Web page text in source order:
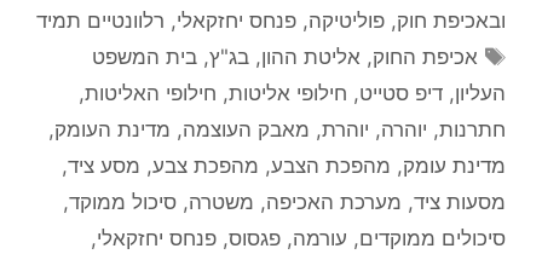
ובאכיפת חוק, פוליטיקה, פנחס יחזקאלי, רלוונטיים תמיד
תגיות
אכיפת החוק, אליטת ההון,בג"ץ,בית המשפט
העליון, דיפ סטייט, חילופי אליטות, חילופי האליטות,
חתרנות, יוהרה, יוהרת, מאבק העוצמה, מדינת העומק,
מדינת עומק, מהפכת הצבע, מהפכת צבע, מסע ציד,
מסעות ציד, מערכת האכיפה, משטרה, סיכול ממוקד,
סיכולים ממוקדים, עורמה, פגסוס, פנחס יחזקאלי,